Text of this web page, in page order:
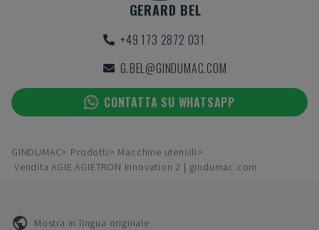
GERARD BEL
+49 173 2872 031
G.BEL@GINDUMAC.COM
CONTATTA SU WHATSAPP
GINDUMAC Prodotti
Macchine utensili
Vendita AGIE AGIETRON Innovation 2 | gindumac.com
Mostra in lingua originale